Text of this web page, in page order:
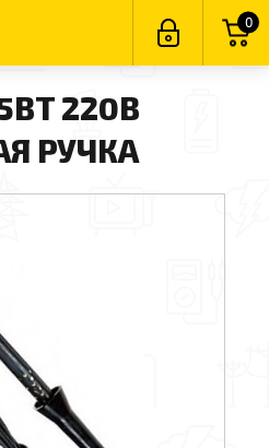
0
220В
РУЧКА